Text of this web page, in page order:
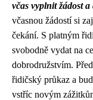
včas vyplnit žádost
včasnou žádostí si
čekání. S platným
svobodně vydat na
dobrodružstvím.
řidičský průkaz a
vstříc novým